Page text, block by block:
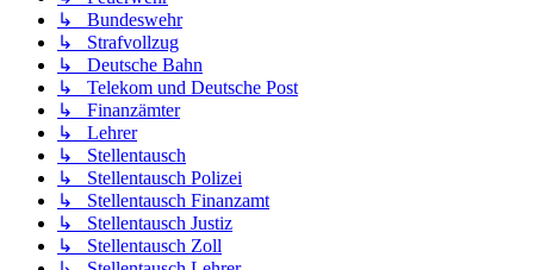
↳ Bundeswehr
↳ Strafvollzug
↳ Deutsche Bahn
↳ Telekom und Deutsche Post
↳ Finanzämter
↳ Lehrer
↳ Stellentausch
↳ Stellentausch Polizei
↳ Stellentausch Finanzamt
↳ Stellentausch Justiz
↳ Stellentausch Zoll